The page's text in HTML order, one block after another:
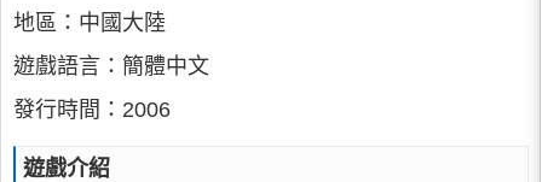
地區：中國大陸
遊戲語言：簡體中文
發行時間：2006
遊戲介紹